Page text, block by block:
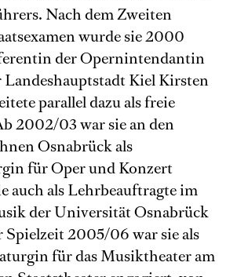
Nach dem Zweiten
wurde sie 2000
der Opernintendantin
Landeshauptstadt Kiel Kirsten
parallel dazu als freie
2002/03 war sie an den
Osnabrück als
für Oper und Konzert
auch als Lehrbeauftragte im
der Universität Osnabrück
Spielzeit 2005/06 war sie als
für das Musiktheater am